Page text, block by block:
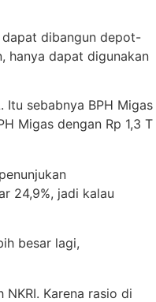
dapat dibangun depot-
hanya dapat digunakan
Itu sebabnya BPH Migas
Migas dengan Rp 1,3 T
24,9%, jadi kalau
besar lagi,
Karena rasio di